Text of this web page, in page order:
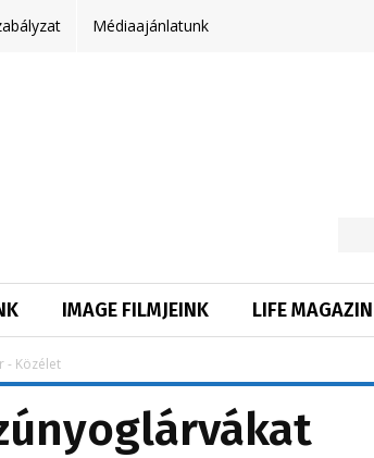
Médiaajánlatunk
IMAGE FILMJEINK LIFE MAGAZIN
- Közélet